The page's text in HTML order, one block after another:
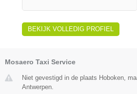
BEKIJK VOLLEDIG PROFIEL
Mosaero Taxi Service
Niet gevestigd in de plaats Hoboken,
Antwerpen.